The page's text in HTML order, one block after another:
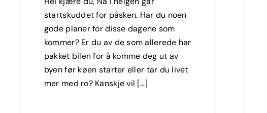
startskuddet for påsken. Har du noen
gode planer for disse dagene som
kommer? Er du av de som allerede har
pakket bilen for å komme deg ut av
byen før køen starter eller tar du livet
mer med ro? Kanskje vil [...]